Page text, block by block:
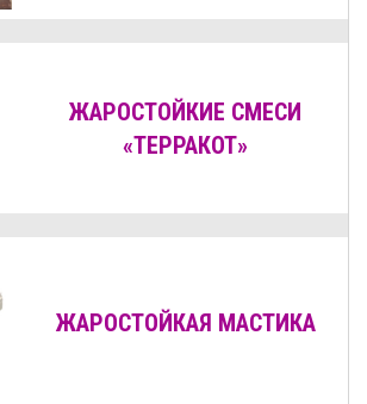
ЖАРОСТОЙКИЕ СМЕСИ
«ТЕРРАКОТ»
ЖАРОСТОЙКАЯ МАСТИКА